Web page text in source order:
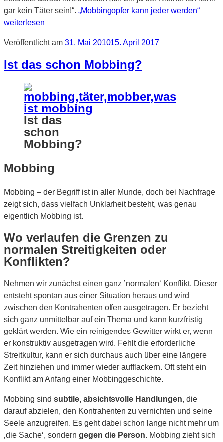
gar kein Täter sein!“. „Mobbingopfer kann jeder werden“
weiterlesen
Veröffentlicht am 31. Mai 201015. April 2017
Ist das schon Mobbing?
Ist das
schon
Mobbing?
Mobbing
Mobbing – der Begriff ist in aller Munde, doch bei Nachfrage
zeigt sich, dass vielfach Unklarheit besteht, was genau
eigentlich Mobbing ist.
Wo verlaufen die Grenzen zu
normalen Streitigkeiten oder
Konflikten?
Nehmen wir zunächst einen ganz ’normalen‘ Konflikt. Dieser
entsteht spontan aus einer Situation heraus und wird
zwischen den Kontrahenten offen ausgetragen. Er bezieht
sich ganz unmittelbar auf ein Thema und kann kurzfristig
geklärt werden. Wie ein reinigendes Gewitter wirkt er, wenn
er konstruktiv ausgetragen wird. Fehlt die erforderliche
Streitkultur, kann er sich durchaus auch über eine längere
Zeit hinziehen und immer wieder aufflackern. Oft steht ein
Konflikt am Anfang einer Mobbinggeschichte.
Mobbing sind subtile, absichtsvolle Handlungen, die
darauf abzielen, den Kontrahenten zu vernichten und seine
Seele anzugreifen. Es geht dabei schon lange nicht mehr um
‚die Sache‘, sondern gegen die Person. Mobbing zieht sich